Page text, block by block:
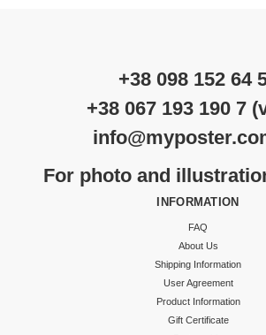
+38 098 152 64
+38 067 193 190 7
For photo and
INFORMATION
FAQ
About Us
Shipping Information
User Agreement
Product Information
Gift Certificate